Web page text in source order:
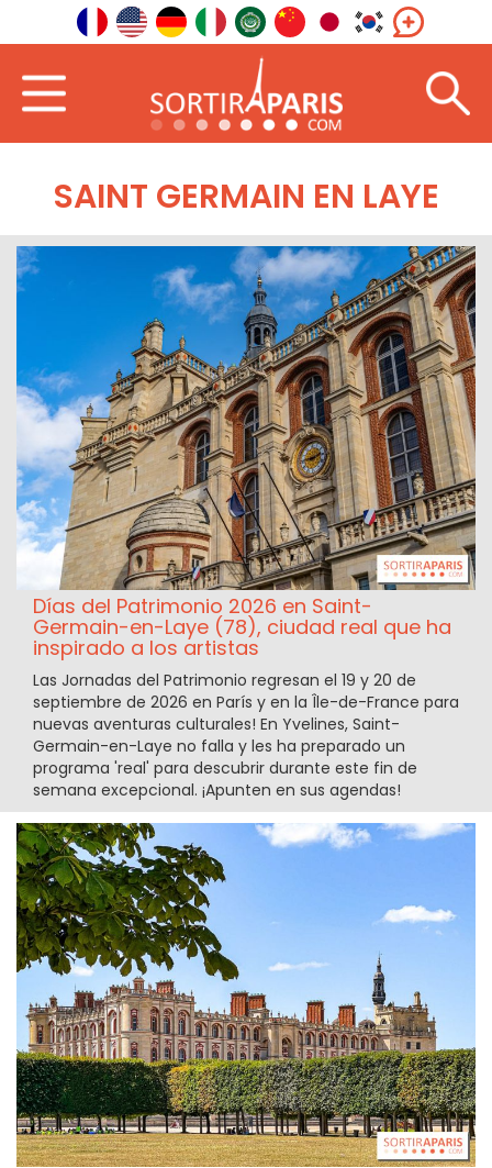
SAINT GERMAIN EN LAYE
Días del Patrimonio 2026 en Saint-
Germain-en-Laye (78), ciudad real que ha
inspirado a los artistas
Las Jornadas del Patrimonio regresan el 19 y 20 de
septiembre de 2026 en París y en la Île-de-France para
nuevas aventuras culturales! En Yvelines, Saint-
Germain-en-Laye no falla y les ha preparado un
programa 'real' para descubrir durante este fin de
semana excepcional. ¡Apunten en sus agendas!